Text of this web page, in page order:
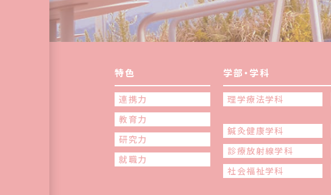
特色
連携力
教育力
研究力
就職力
学部・学科
理学療法学科
鍼灸健康学科
診療放射線学科
社会福祉学科